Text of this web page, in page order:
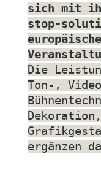
sich mit
stop-
Die
Ton-,
ergänzen